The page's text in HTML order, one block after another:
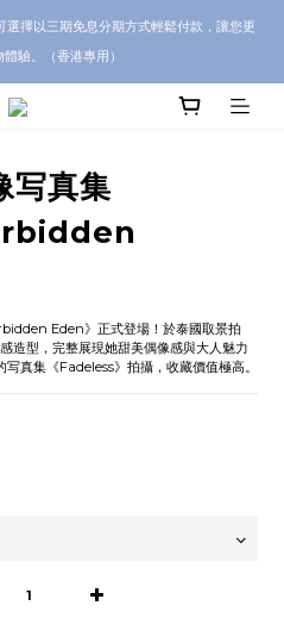
香港本地 + 海外寄送｜💬 有任何問題？歡
絡我們查詢代購服務
擇以三期免息分期方式輕鬆付款，讓您更
驗。（香港專用）
持香港本地 + 海外寄送｜💬 有任何問題？歡
写真集
Eden》正式登場！於泰國取景拍
造型，完整展現她甜美偶像感與大人魅力
真集《Fadeless》拍攝，收藏價值極高。